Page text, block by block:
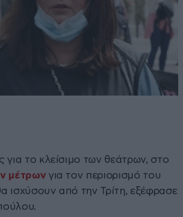
για το κλείσιμο των θεάτρων, στο
μέτρων για τον περιορισμό του
ισχύσουν από την Τρίτη, εξέφρασε